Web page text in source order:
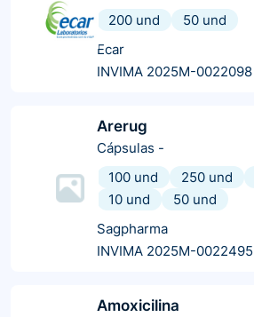
200 und
50 und
Ecar
INVIMA 2025M-0022098
Arerug
Cápsulas -
100 und
250 und
10 und
50 und
Sagpharma
INVIMA 2025M-0022495
Amoxicilina